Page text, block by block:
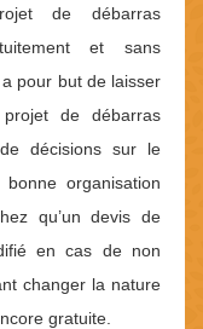
de débarras
et sans
pour but de laisser
de débarras
décisions sur le
organisation
qu’un devis de
en cas de non
changer la nature
gratuite.